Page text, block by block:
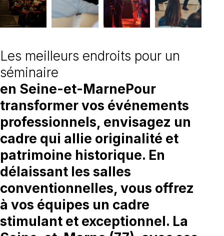
Les meilleurs endroits pour un
séminaire
en Seine-et-MarnePour
transformer vos événements
professionnels, envisagez un
cadre qui allie originalité et
patrimoine historique. En
délaissant les salles
conventionnelles, vous offrez
à vos équipes un cadre
stimulant et exceptionnel. La